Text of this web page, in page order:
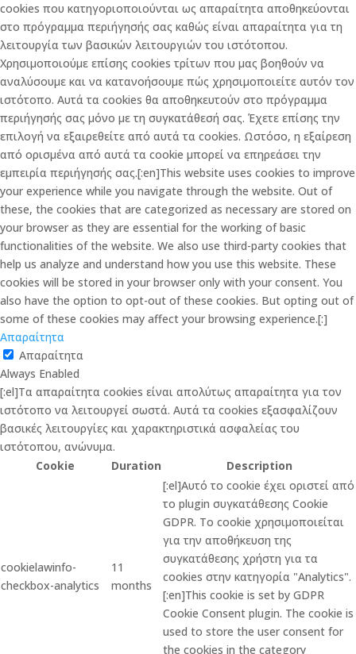
cookies που κατηγοριοποιούνται ως απαραίτητα αποθηκεύονται
στο πρόγραμμα περιήγησής σας καθώς είναι απαραίτητα για τη
λειτουργία των βασικών λειτουργιών του ιστότοπου.
Χρησιμοποιούμε επίσης cookies τρίτων που μας βοηθούν να
αναλύσουμε και να κατανοήσουμε πώς χρησιμοποιείτε αυτόν τον
ιστότοπο. Αυτά τα cookies θα αποθηκευτούν στο πρόγραμμα
περιήγησής σας μόνο με τη συγκατάθεσή σας. Έχετε επίσης την
επιλογή να εξαιρεθείτε από αυτά τα cookies. Ωστόσο, η εξαίρεση
από ορισμένα από αυτά τα cookie μπορεί να επηρεάσει την
εμπειρία περιήγησής σας.[:en]This website uses cookies to improve
your experience while you navigate through the website. Out of
these, the cookies that are categorized as necessary are stored on
your browser as they are essential for the working of basic
functionalities of the website. We also use third-party cookies that
help us analyze and understand how you use this website. These
cookies will be stored in your browser only with your consent. You
also have the option to opt-out of these cookies. But opting out of
some of these cookies may affect your browsing experience.[:]
Απαραίτητα
Απαραίτητα
Always Enabled
[:el]Τα απαραίτητα cookies είναι απολύτως απαραίτητα για τον
ιστότοπο να λειτουργεί σωστά. Αυτά τα cookies εξασφαλίζουν
βασικές λειτουργίες και χαρακτηριστικά ασφαλείας του
ιστότοπου, ανώνυμα.
Cookie
Duration Description
cookielawinfo-
checkbox-analytics
11
months
[:el]Αυτό το cookie έχει οριστεί από
το plugin συγκατάθεσης Cookie
GDPR. Το cookie χρησιμοποιείται
για την αποθήκευση της
συγκατάθεσης χρήστη για τα
cookies στην κατηγορία "Analytics".
[:en]This cookie is set by GDPR
Cookie Consent plugin. The cookie is
used to store the user consent for
the cookies in the category